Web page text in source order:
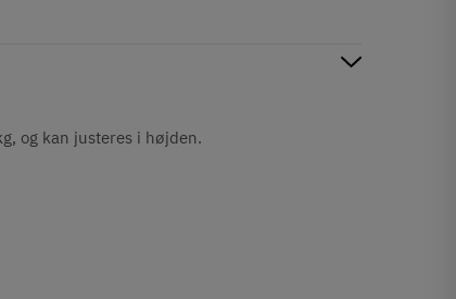
og kan justeres i højden.